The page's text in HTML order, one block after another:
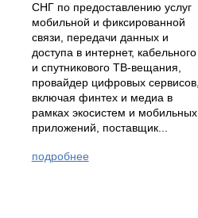
СНГ по предоставлению услуг
мобильной и фиксированной
связи, передачи данных и
доступа в интернет, кабельного
и спутникового ТВ-вещания,
провайдер цифровых сервисов,
включая финтех и медиа в
рамках экосистем и мобильных
приложений, поставщик...
подробнее